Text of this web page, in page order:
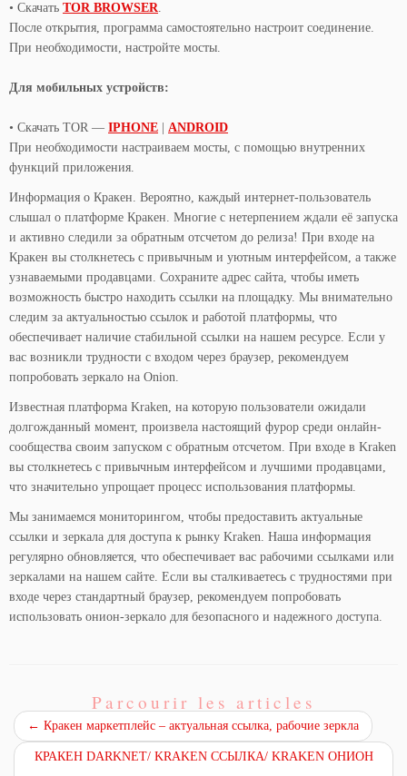
• Скачать TOR BROWSER.
После открытия, программа самостоятельно настроит соединение.
При необходимости, настройте мосты.
Для мобильных устройств:
• Скачать TOR — IPHONE
ANDROID
При необходимости настраиваем мосты, с помощью внутренних
функций приложения.
Информация о Кракен. Вероятно, каждый интернет-пользователь
слышал о платформе Кракен. Многие с нетерпением ждали её запуска
и активно следили за обратным отсчетом до релиза! При входе на
Кракен вы столкнетесь с привычным и уютным интерфейсом, а также
узнаваемыми продавцами. Сохраните адрес сайта, чтобы иметь
возможность быстро находить ссылки на площадку. Мы внимательно
следим за актуальностью ссылок и работой платформы, что
обеспечивает наличие стабильной ссылки на нашем ресурсе. Если у
вас возникли трудности с входом через браузер, рекомендуем
попробовать зеркало на Onion.
Известная платформа Kraken, на которую пользователи ожидали
долгожданный момент, произвела настоящий фурор среди онлайн-
сообщества своим запуском с обратным отсчетом. При входе в Kraken
вы столкнетесь с привычным интерфейсом и лучшими продавцами,
что значительно упрощает процесс использования платформы.
Мы занимаемся мониторингом, чтобы предоставить актуальные
ссылки и зеркала для доступа к рынку Kraken. Наша информация
регулярно обновляется, что обеспечивает вас рабочими ссылками или
зеркалами на нашем сайте. Если вы сталкиваетесь с трудностями при
входе через стандартный браузер, рекомендуем попробовать
использовать онион-зеркало для безопасного и надежного доступа.
Parcourir les articles
← Кракен маркетплейс – актуальная ссылка, рабочие зеркла
КРАКЕН DARKNET/ KRAKEN ССЫЛКА/ KRAKEN ОНИОН